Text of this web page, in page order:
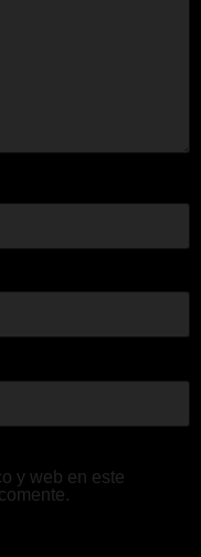
y web en este